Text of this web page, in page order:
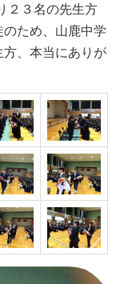
２３名の先生方
ため、山鹿中学
、本当にありが